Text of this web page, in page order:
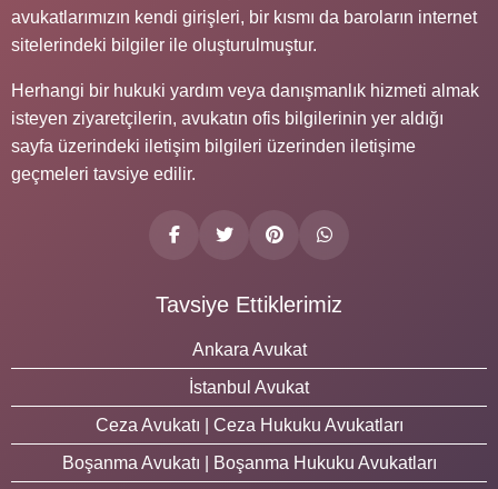
avukatlarımızın kendi girişleri, bir kısmı da baroların internet
sitelerindeki bilgiler ile oluşturulmuştur.
Herhangi bir hukuki yardım veya danışmanlık hizmeti almak
isteyen ziyaretçilerin, avukatın ofis bilgilerinin yer aldığı
sayfa üzerindeki iletişim bilgileri üzerinden iletişime
geçmeleri tavsiye edilir.
Tavsiye Ettiklerimiz
Ankara Avukat
İstanbul Avukat
Ceza Avukatı | Ceza Hukuku Avukatları
Boşanma Avukatı | Boşanma Hukuku Avukatları